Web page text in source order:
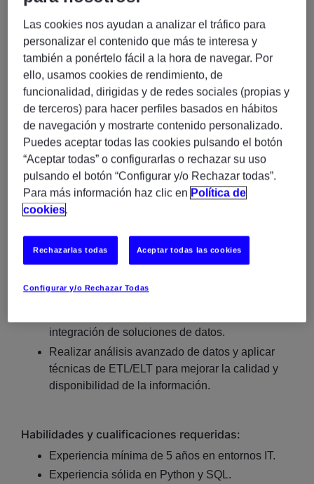
organización que valora la innovación, la excelencia y
el crecimiento profesional.
Responsabilidades principales:
Diseñar y desarrollar pipelines de datos
eficientes para la ingesta, transformación y
explotación de grandes volúmenes de
información.
Participar en la creación y optimización de
modelos de machine learning para apoyar la
Implementar soluciones en entornos Cloudera,
asegurando la escalabilidad y rendimiento de las
integración de soluciones de datos.
Realizar análisis avanzado de datos y aplicar
técnicas de ETL/ELT para mejorar la calidad y
disponibilidad de la información.
Habilidades y cualificaciones requeridas:
Experiencia mínima de 5 años en entornos IT.
Experiencia sólida en Python y SQL.
Las cookies nos ayudan a analizar el tráfico para
personalizar el contenido que más te interesa y
también a ponértelo fácil a la hora de navegar. Por
ello, usamos cookies de rendimiento, de
funcionalidad, dirigidas y de redes sociales (propias y
de terceros) para hacer perfiles basados en hábitos
de navegación y mostrarte contenido personalizado.
Puedes aceptar todas las cookies pulsando el botón
“Aceptar todas” o configurarlas o rechazar su uso
pulsando el botón “Configurar y/o Rechazar todas”.
Para más información haz clic en Política de
cookies.
Configurar y/o Rechazar Todas
Rechazarlas todas Aceptar todas las cookies